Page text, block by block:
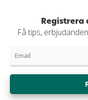
Registrera
Få tips,